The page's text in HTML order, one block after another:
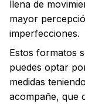
llena de
mayor
imperfecciones.
Estos formatos
puedes optar
medidas
acompañe, que